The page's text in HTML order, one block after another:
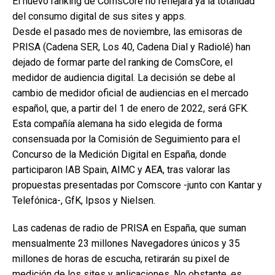
del consumo digital de sus sites y apps.
Desde el pasado mes de noviembre, las emisoras de
PRISA (Cadena SER, Los 40, Cadena Dial y Radiolé) han
dejado de formar parte del ranking de ComsCore, el
medidor de audiencia digital. La decisión se debe al
cambio de medidor oficial de audiencias en el mercado
español, que, a partir del 1 de enero de 2022, será GFK.
Esta compañía alemana ha sido elegida de forma
consensuada por la Comisión de Seguimiento para el
Concurso de la Medición Digital en España, donde
participaron IAB Spain, AIMC y AEA, tras valorar las
propuestas presentadas por Comscore -junto con Kantar y
Telefónica-, GfK, Ipsos y Nielsen.
Las cadenas de radio de PRISA en España, que suman
mensualmente 23 millones Navegadores únicos y 35
millones de horas de escucha, retirarán su pixel de